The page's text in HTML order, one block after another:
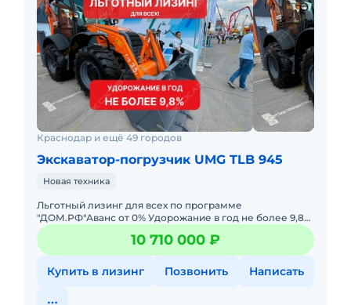
Краснодар и ещё 49 городов
Экскаватор-погрузчик UMG TLB 945
Новая техника
Льготный лизинг для всех по программе
"ДОМ.РФ"Аванс от 0% Удорожание в год не более 9,8%
Срок лизинга от 3 до 7 лет Лизингополучателями
могут быть: Бюджетные о10 710 000 ₽
Купить в лизинг Позвонить Написать